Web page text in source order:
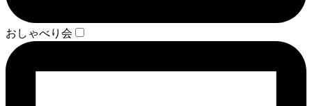
おしゃべり会